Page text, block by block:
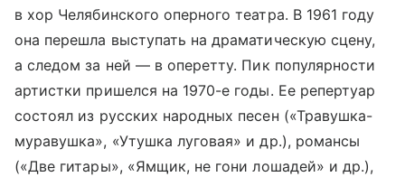
в хор Челябинского оперного театра. В 1961 году
она перешла выступать на драматическую сцену,
а следом за ней — в оперетту. Пик популярности
артистки пришелся на 1970-е годы. Ее репертуар
состоял из русских народных песен («Травушка-
муравушка», «Утушка луговая» и др.), романсы
(«Две гитары», «Ямщик, не гони лошадей» и др.),